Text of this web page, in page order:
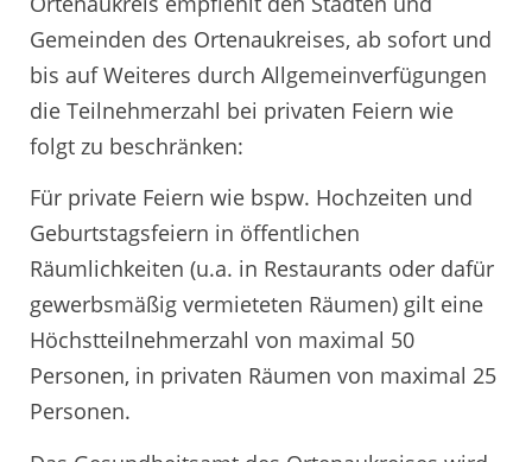
Gemeinden des Ortenaukreises, ab sofort und
bis auf Weiteres durch Allgemeinverfügungen
die Teilnehmerzahl bei privaten Feiern wie
folgt zu beschränken:
Für private Feiern wie bspw. Hochzeiten und
Geburtstagsfeiern in öffentlichen
Räumlichkeiten (u.a. in Restaurants oder dafür
gewerbsmäßig vermieteten Räumen) gilt eine
Höchstteilnehmerzahl von maximal 50
Personen, in privaten Räumen von maximal 25
Personen.